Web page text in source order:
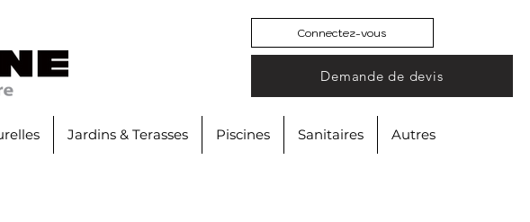
Connectez-vous
Demande de devis
Jardins & Terasses Piscines Sanitaires Autres